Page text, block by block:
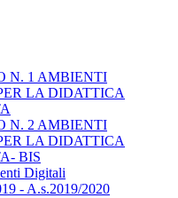
N. 1 AMBIENTI
LA DIDATTICA
N. 2 AMBIENTI
LA DIDATTICA
BIS
Digitali
- A.s.2019/2020